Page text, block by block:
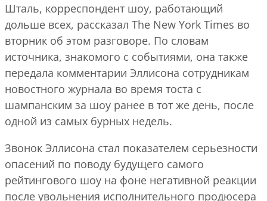
Шталь, корреспондент шоу, работающий
дольше всех, рассказал The New York Times во
вторник об этом разговоре. По словам
источника, знакомого с событиями, она также
передала комментарии Эллисона сотрудникам
новостного журнала во время тоста с
шампанским за шоу ранее в тот же день, после
одной из самых бурных недель.
Звонок Эллисона стал показателем серьезности
опасений по поводу будущего самого
рейтингового шоу на фоне негативной реакции
после увольнения исполнительного продюсера